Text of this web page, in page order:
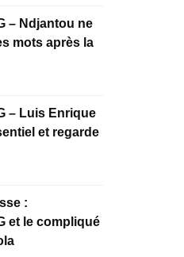
– Ndjantou ne
mots après la
– Luis Enrique
et regarde
:
et le compliqué